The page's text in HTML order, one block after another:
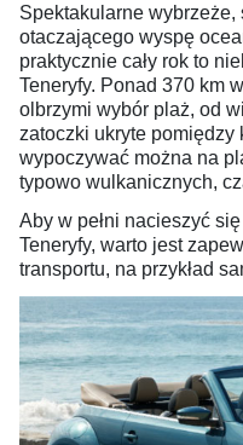
Spektakularne
otaczającego wyspę
praktycznie cały rok to
Teneryfy. Ponad 370 km
olbrzymi wybór plaż, od
zatoczki ukryte pomiędzy
wypoczywać można na
typowo wulkanicznych,
Aby w pełni nacieszyć
Teneryfy, warto jest
transportu, na przykład